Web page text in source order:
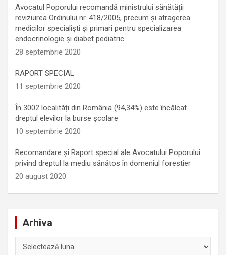
Avocatul Poporului recomandă ministrului sănătății
revizuirea Ordinului nr. 418/2005, precum și atragerea
medicilor specialiști și primari pentru specializarea
endocrinologie şi diabet pediatric
28 septembrie 2020
RAPORT SPECIAL
11 septembrie 2020
În 3002 localități din România (94,34%) este încălcat
dreptul elevilor la burse școlare
10 septembrie 2020
Recomandare și Raport special ale Avocatului Poporului
privind dreptul la mediu sănătos în domeniul forestier
20 august 2020
Arhiva